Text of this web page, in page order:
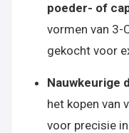
poeder- of
vormen van 3-
gekocht voor
Nauwkeurige
het kopen van
voor precisie